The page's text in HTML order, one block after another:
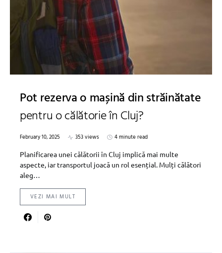
Pot rezerva o mașină din străinătate
pentru o călătorie în Cluj?
February 10, 2025 353 views
4 minute read
Planificarea unei călătorii în Cluj implică mai multe
aspecte, iar transportul joacă un rol esențial. Mulți călători
aleg…
VEZI MAI MULT